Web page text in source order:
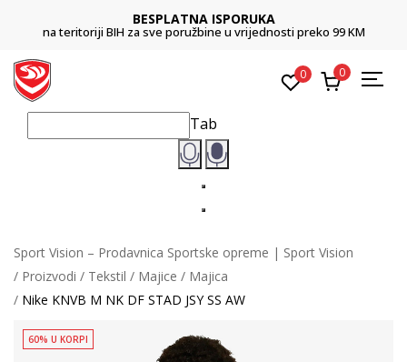
BESPLATNA ISPORUKA
na teritoriji BIH za sve poružbine u vrijednosti preko 99 KM
0 0
Tab
Sport Vision – Prodavnica Sportske opreme | Sport Vision
Proizvodi
Tekstil Majice
Majica
Nike KNVB M NK DF STAD JSY SS AW
60% U KORPI